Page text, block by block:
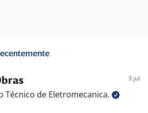
3 jul
Técnico de Eletromecanica.